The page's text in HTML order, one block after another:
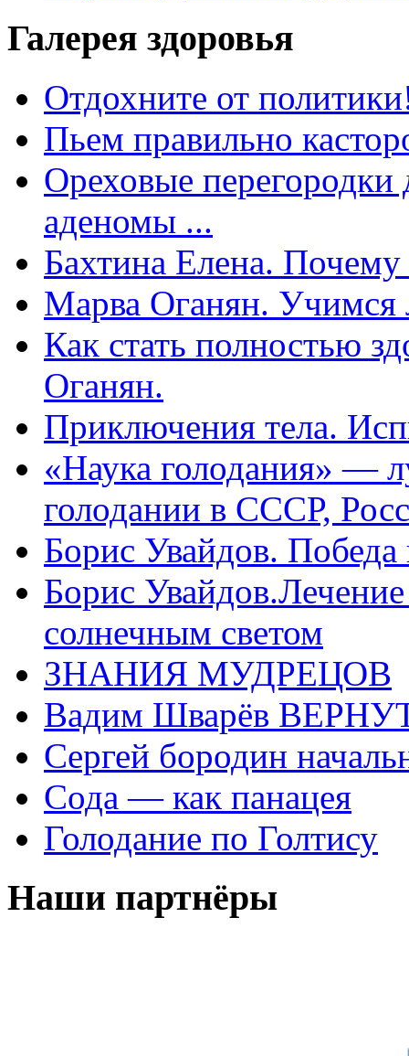
Галерея здоровья
Отдохните от
Пьем правильно
Ореховые перегородки
аденомы ...
Бахтина Елена.
Марва Оганян. Учимся
Как стать полностью
Оганян.
Приключения тела.
«Наука голодания» —
голодании в СССР,
Борис Увайдов.
Борис
солнечным светом
ЗНАНИЯ МУДРЕЦОВ
Вадим Шварёв
Сергей бородин
Сода — как панацея
Голодание по Голтису
Наши партнёры